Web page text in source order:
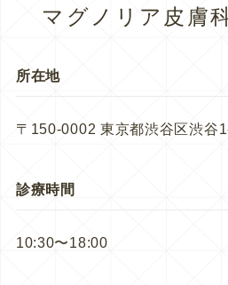
マグノリア皮膚
所在地
〒150-0002 東京都渋谷区渋谷
診療時間
10:30〜18:00